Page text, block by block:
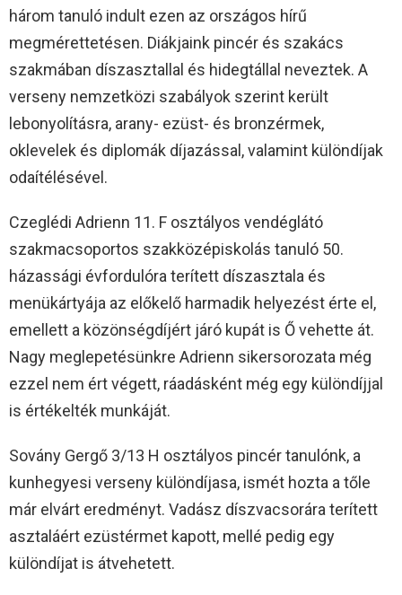
három tanuló indult ezen az országos hírű
megmérettetésen. Diákjaink pincér és szakács
szakmában díszasztallal és hidegtállal neveztek. A
verseny nemzetközi szabályok szerint került
lebonyolításra, arany- ezüst- és bronzérmek,
oklevelek és diplomák díjazással, valamint különdíjak
odaítélésével.
Czeglédi Adrienn 11. F osztályos vendéglátó
szakmacsoportos szakközépiskolás tanuló 50.
házassági évfordulóra terített díszasztala és
menükártyája az előkelő harmadik helyezést érte el,
emellett a közönségdíjért járó kupát is Ő vehette át.
Nagy meglepetésünkre Adrienn sikersorozata még
ezzel nem ért végett, ráadásként még egy különdíjjal
is értékelték munkáját.
Sovány Gergő 3/13 H osztályos pincér tanulónk, a
kunhegyesi verseny különdíjasa, ismét hozta a tőle
már elvárt eredményt. Vadász díszvacsorára terített
asztaláért ezüstérmet kapott, mellé pedig egy
különdíjat is átvehetett.